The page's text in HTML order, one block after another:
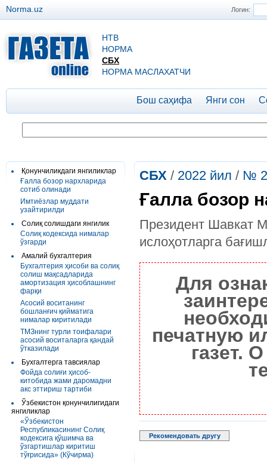
Логин:
Norma.uz
НТВ
НОРМА
СБХ
НОРМА МАСЛАХАТЧИ
Бош саҳифа Янги сон
Қонунчиликдаги янгиликлар
Ғалла бозор нархларида
сотиб олинади
Имтиёзлар муддати
узайтирилди
Солиқ солишдаги янгилик
Солиқ кодексида нималар
ўзгарди
Амалий бухгалтерия
Бухгалтерия ҳисоби ва солиқ
солиш мақсадларида
амортизация ҳисоблашнинг
фарқи
Асосий воситанинг
бошланғич қийматига
нималар киритилади
ТМЗнинг турли тоифалари
асосий воситаларга қандай
ўтказилади
Бухгалтерга тавсиялар
Фойда солиғи ҳисоб-
китобида жами даромадни
акс эттириш тартиби
Ўзбекистон қонунчилигидаги
янгиликлар
«Ўзбекистон
Республикасининг Солиқ
кодексига қўшимча ва
ўзгартишлар киритиш
тўғрисида» (Кўчирма)
СБХ / 2022 йил / №
Ғалла бозор
Президент Шавкат
ислоҳотларга
Для
печатную
газет.
Рекомендовать другу